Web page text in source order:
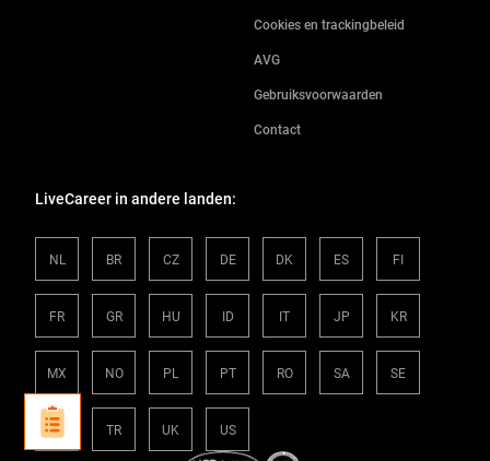
Cookies en trackingbeleid
AVG
Gebruiksvoorwaarden
Contact
LiveCareer in andere landen:
NL BR CZ DE DK ES FI
FR GR HU ID IT JP KR
MX NO PL PT RO SA SE
SK TR UK US